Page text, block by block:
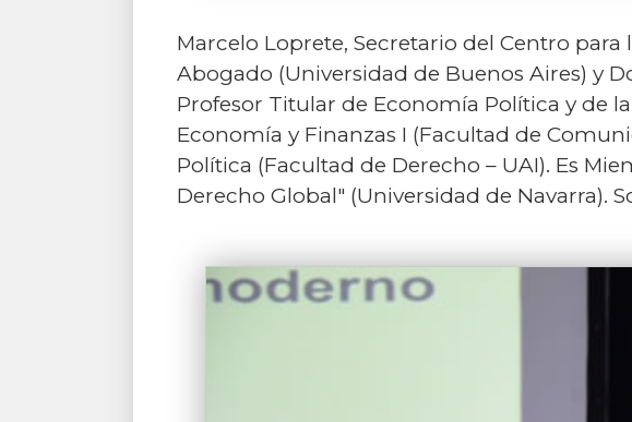
Marcelo Loprete, Secretario del Centro
Abogado (Universidad de Buenos Aires) y
Profesor Titular de Economía Política y de
Economía y Finanzas I (Facultad de
Política (Facultad de Derecho – UAI). Es
Derecho Global" (Universidad de Navarra).